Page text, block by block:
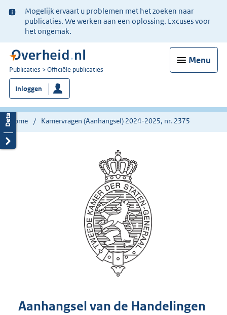
Ter
informatie:
Mogelijk ervaart u problemen met het zoeken naar
publicaties. We werken aan een oplossing. Excuses voor
het ongemak.
Menu
U
bent
nu
hier:
Publicaties Officiële publicaties
Inloggen
Home Kamervragen (Aanhangsel) 2024-2025, nr. 2375
Aanhangsel van de Handelingen